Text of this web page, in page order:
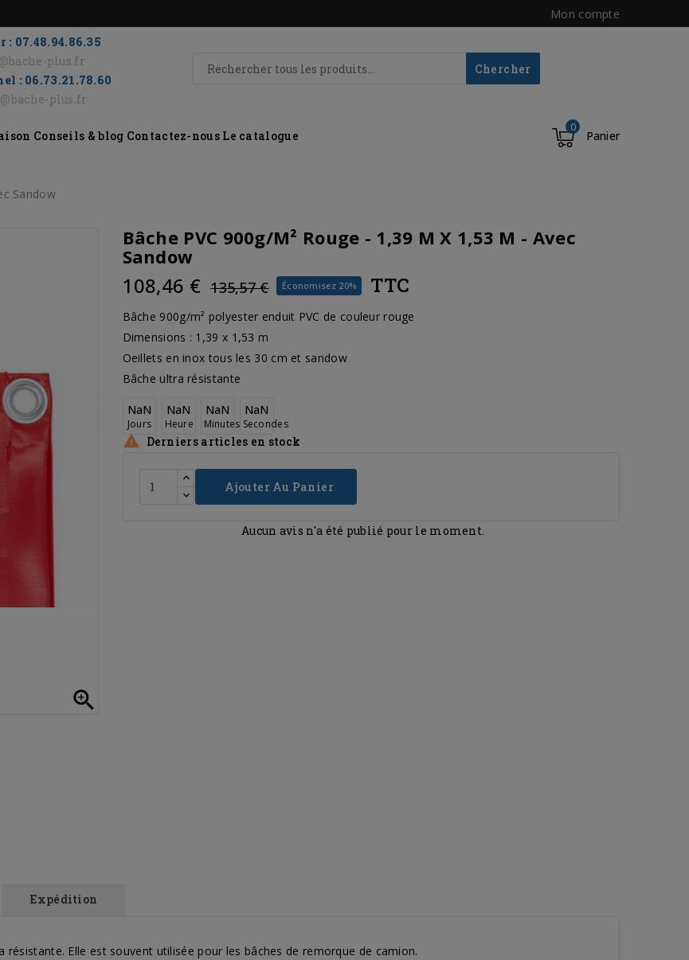
Mon compte
07.48.94.86.35
plus.fr
: 06.73.21.78.60
plus.fr
Chercher
Conseils & blog Contactez-nous Le catalogue
0
Panier
Sandow

Bâche PVC 900g/m² Rouge - 1,39 M X 1,53 M - Avec
Sandow
108,46 € 135,57 € Économisez 20% TTC
Bâche 900g/m² polyester enduit PVC de couleur rouge
Dimensions : 1,39 x 1,53 m
Oeillets en inox tous les 30 cm et sandow
Bâche ultra résistante
NaN
Jours
NaN
Heure
NaN
Minutes
NaN
Secondes
 Derniers articles en stock
Ajouter Au Panier
Expédition
résistante. Elle est souvent utilisée pour les bâches de remorque de camion.
Aucun avis n'a été publié pour le moment.